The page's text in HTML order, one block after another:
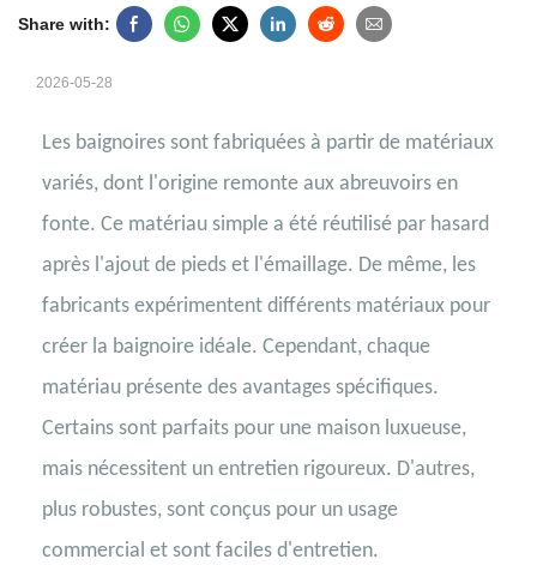
Share with:
2026-05-28
Les baignoires sont fabriquées à partir de matériaux
variés, dont l'origine remonte aux abreuvoirs en
fonte. Ce matériau simple a été réutilisé par hasard
après l'ajout de pieds et l'émaillage. De même, les
fabricants expérimentent différents matériaux pour
créer la baignoire idéale. Cependant, chaque
matériau présente des avantages spécifiques.
Certains sont parfaits pour une maison luxueuse,
mais nécessitent un entretien rigoureux. D'autres,
plus robustes, sont conçus pour un usage
commercial et sont faciles d'entretien.